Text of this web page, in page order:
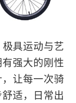
具运动与艺
强大的刚性
让每一次骑
适，日常出